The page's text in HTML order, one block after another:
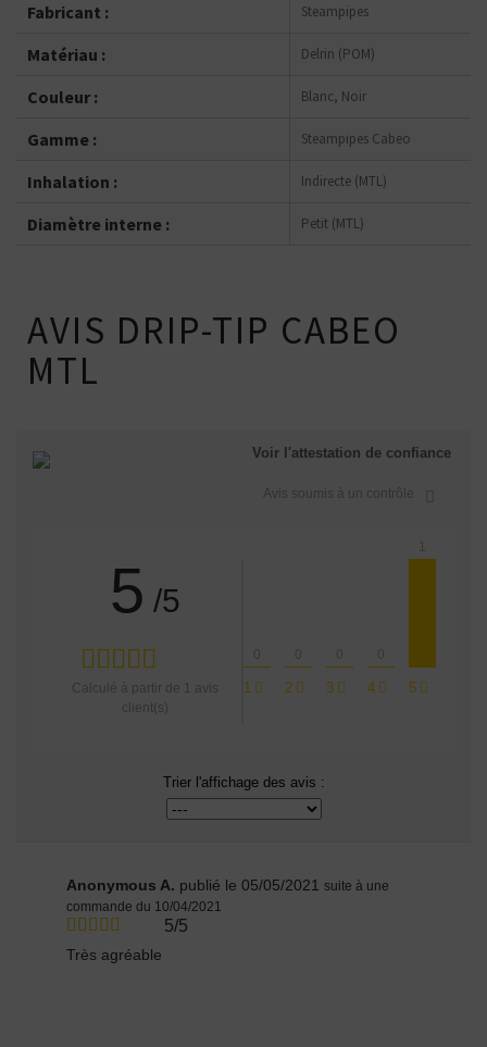
Fabricant : Steampipes
Matériau : Delrin (POM)
Couleur : Blanc, Noir
Gamme : Steampipes Cabeo
Inhalation : Indirecte (MTL)
Diamètre interne : Petit (MTL)
AVIS DRIP-TIP CABEO
MTL
Voir l'attestation de confiance
Avis soumis à un contrôle
5 /5
Calculé à partir de 1 avis
client(s)
1 2 3 4 5
Trier l'affichage des avis :
Anonymous A. publié le 05/05/2021 suite à une
commande du 10/04/2021
5/5
Très agréable